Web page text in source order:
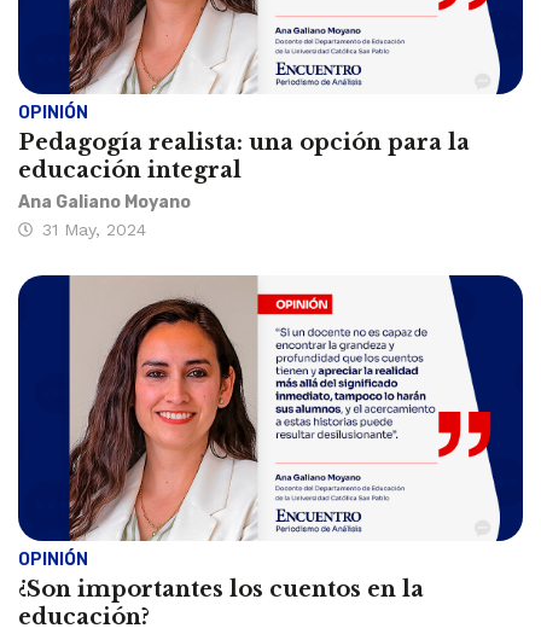
OPINIÓN
Pedagogía realista: una opción para la
educación integral
Ana Galiano Moyano
31 May, 2024
OPINIÓN
¿Son importantes los cuentos en la
educación?